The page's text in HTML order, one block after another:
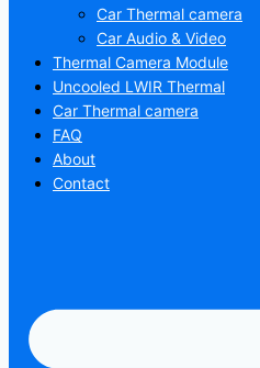
Car Thermal camera
Car Audio & Video
Thermal Camera Module
Uncooled LWIR Thermal
Car Thermal camera
FAQ
About
Contact